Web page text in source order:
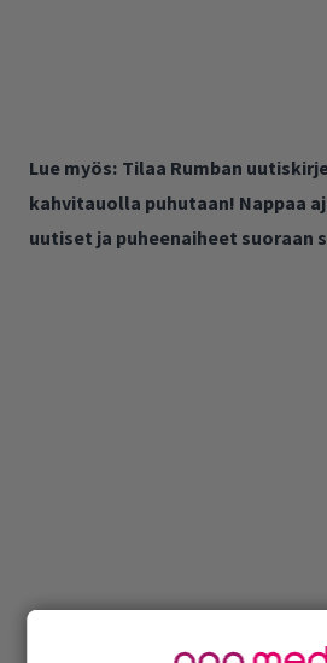
Lue myös: Tilaa Rumban
kahvitauolla puhutaan! Nappaa
uutiset ja puheenaiheet suoraan